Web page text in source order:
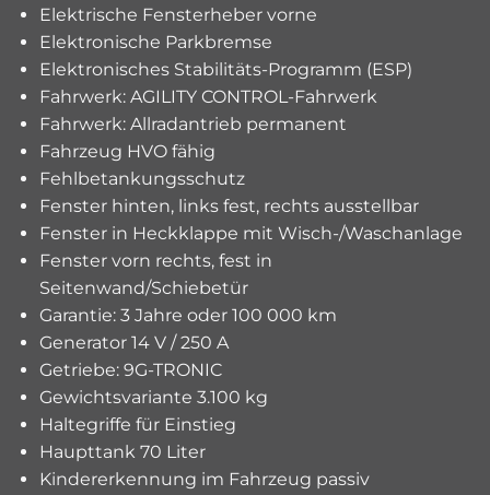
Elektrische Fensterheber vorne
Elektronische Parkbremse
Elektronisches Stabilitäts-Programm (ESP)
Fahrwerk: AGILITY CONTROL-Fahrwerk
Fahrwerk: Allradantrieb permanent
Fahrzeug HVO fähig
Fehlbetankungsschutz
Fenster hinten, links fest, rechts ausstellbar
Fenster in Heckklappe mit Wisch-/Waschanlage
Fenster vorn rechts, fest in
Seitenwand/Schiebetür
Garantie: 3 Jahre oder 100 000 km
Generator 14 V / 250 A
Getriebe: 9G-TRONIC
Gewichtsvariante 3.100 kg
Haltegriffe für Einstieg
Haupttank 70 Liter
Kindererkennung im Fahrzeug passiv